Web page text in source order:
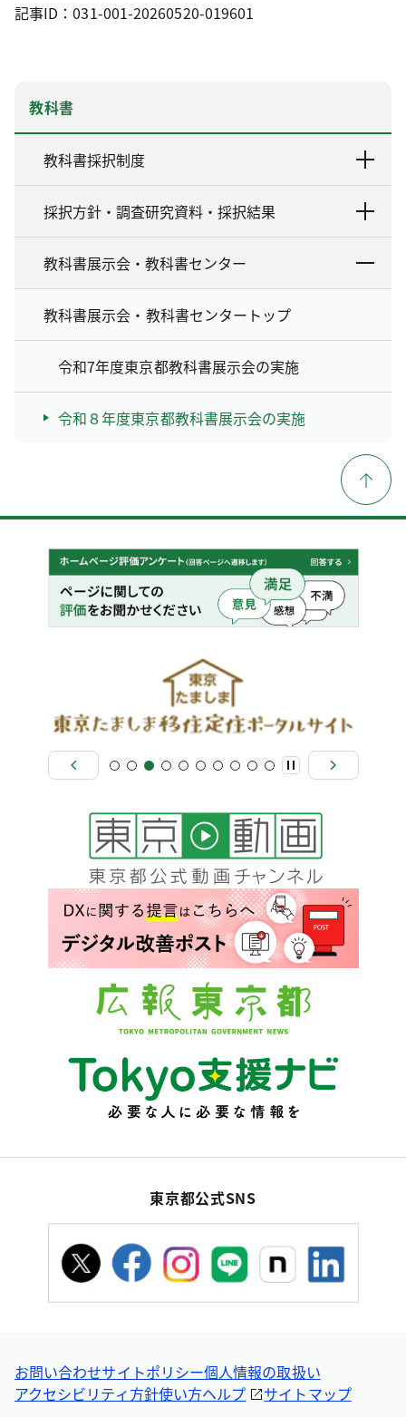
記事ID：031-001-20260520-019601
教科書
教科書採択制度
採択方針・調査研究資料・採択結果
教科書展示会・教科書センター
教科書展示会・教科書センタートップ
令和7年度東京都教科書展示会の実施
令和８年度東京都教科書展示会の実施
東京都公式SNS
お問い合わせサイトポリシー個人情報の取扱い
アクセシビリティ方針使い方ヘルプ サイトマップ